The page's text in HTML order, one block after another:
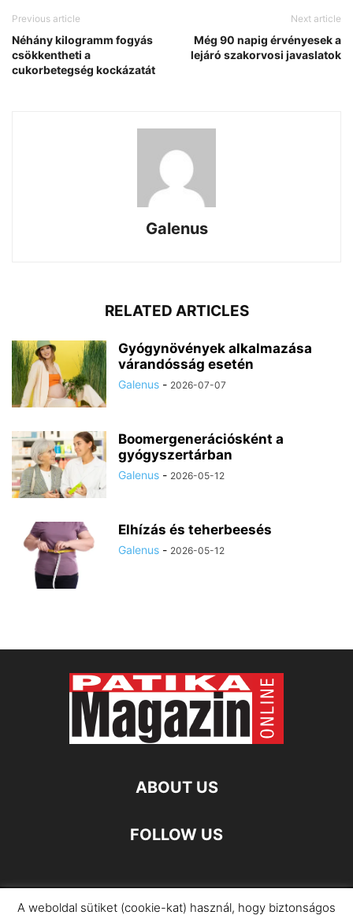
Previous article
Néhány kilogramm fogyás
csökkentheti a
cukorbetegség kockázatát
Next article
Még 90 napig érvényesek a
lejáró szakorvosi javaslatok
Galenus
RELATED ARTICLES
Gyógynövények alkalmazása
várandósság esetén
Galenus - 2026-07-07
Boomergenerációsként a
gyógyszertárban
Galenus - 2026-05-12
Elhízás és teherbeesés
Galenus - 2026-05-12
ABOUT US
FOLLOW US
Impresszum Adatkezelési Információ
A weboldal sütiket (cookie-kat) használ, hogy biztonságos